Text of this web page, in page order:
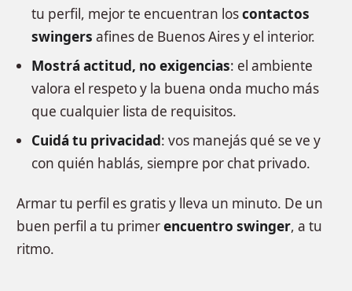
tu perfil, mejor te encuentran loscontactos
swingers afines de Buenos Aires y el interior.
Mostrá actitud, no exigencias: el ambiente
valora el respeto y la buena onda mucho más
que cualquier lista de requisitos.
Cuidá tu privacidad: vos manejás qué se ve y
con quién hablás, siempre por chat privado.
Armar tu perfil es gratis y lleva un minuto. De un
buen perfil a tu primerencuentro swinger, a tu
ritmo.